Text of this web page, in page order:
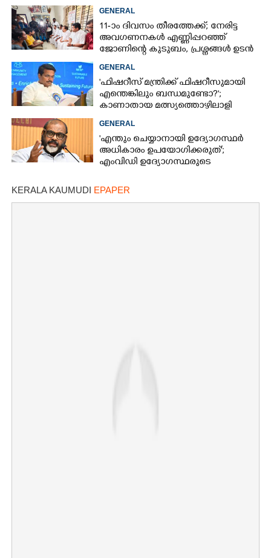
GENERAL
11-ാം ദിവസം തീരത്തേക്ക്; നേരിട്ട
അവഗണനകൾ എണ്ണിപ്പറഞ്ഞ്
ജോണിന്റെ കുടുബം,​ പ്രശ്നങ്ങൾ ഉടൻ
GENERAL
'ഫിഷറീസ് മന്ത്രിക്ക് ഫിഷറീസുമായി
എന്തെങ്കിലും ബന്ധമുണ്ടോ?';
കാണാതായ മത്സ്യത്തൊഴിലാളി
GENERAL
'എന്തും ചെയ്യാനായി ഉദ്യോഗസ്ഥർ
അധികാരം ഉപയോഗിക്കരുത്';
എംവിഡി ഉദ്യോഗസ്ഥരുടെ
KERALA KAUMUDI EPAPER